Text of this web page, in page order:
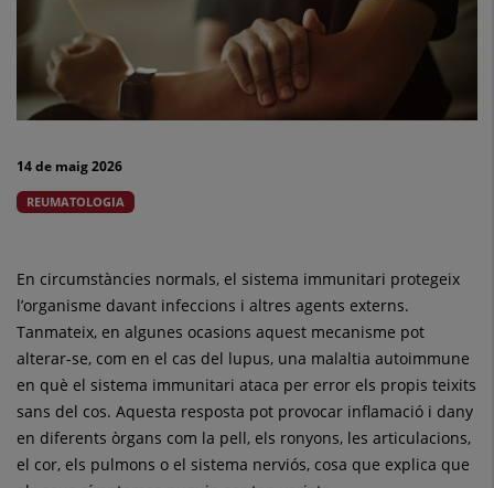
símptomes
molt
diversos
difícil
reconèixer
14 de maig 2026
REUMATOLOGIA
En circumstàncies normals, el sistema immunitari protegeix
l’organisme davant infeccions i altres agents externs.
Tanmateix, en algunes ocasions aquest mecanisme pot
alterar-se, com en el cas del lupus, una malaltia autoimmune
en què el sistema immunitari ataca per error els propis teixits
sans del cos. Aquesta resposta pot provocar inflamació i dany
en diferents òrgans com la pell, els ronyons, les articulacions,
el cor, els pulmons o el sistema nerviós, cosa que explica que